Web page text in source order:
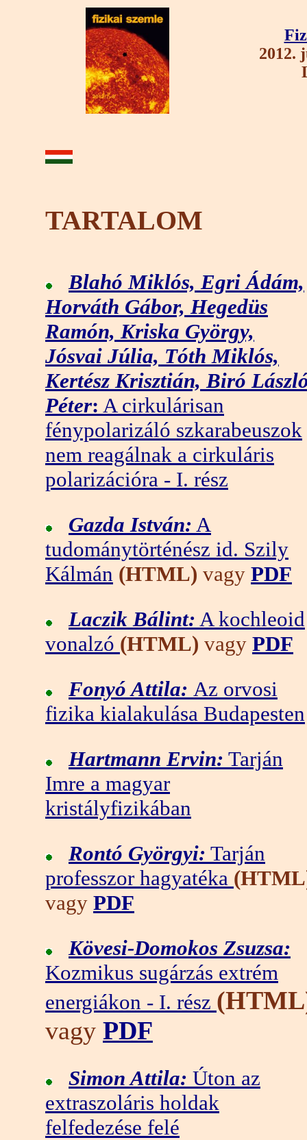
2012.
TARTALOM
Blahó Miklós, Egri Ádám,
Horváth Gábor, Hegedüs
Ramón, Kriska György,
Jósvai Júlia, Tóth Miklós,
Kertész Krisztián, Biró
Péter: A cirkulárisan
fénypolarizáló szkarabeuszok
nem reagálnak a cirkuláris
polarizációra - I. rész
Gazda István: A
tudománytörténész id. Szily
Kálmán (HTML) vagy PDF
Laczik Bálint: A kochleoid
vonalzó (HTML) vagy PDF
Fonyó Attila: Az orvosi
fizika kialakulása Budapesten
Hartmann Ervin: Tarján
Imre a magyar
kristályfizikában
Rontó Györgyi: Tarján
professzor hagyatéka
vagy PDF
Kövesi-Domokos Zsuzsa:
Kozmikus sugárzás extrém
energiákon - I. rész
vagy PDF
Simon Attila: Úton az
extraszoláris holdak
felfedezése felé